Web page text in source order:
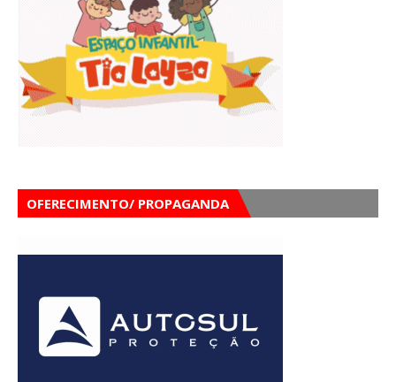
OFERECIMENTO/ PROPAGANDA